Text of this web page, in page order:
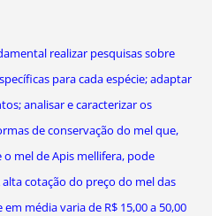
realizar pesquisas sobre
para cada espécie; adaptar
analisar e caracterizar os
de conservação do mel que,
mel de Apis mellifera, pode
cotação do preço do mel das
média varia de R$ 15,00 a 50,00